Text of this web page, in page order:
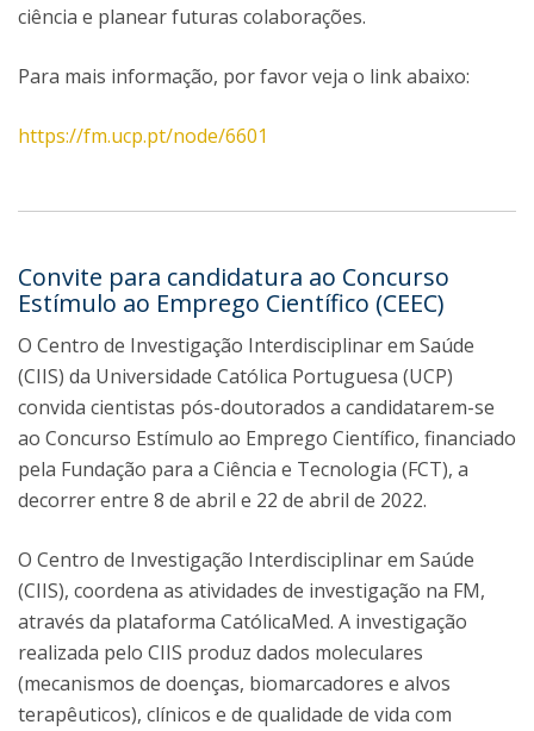
ciência e planear futuras colaborações.
Para mais informação, por favor veja o link abaixo:
https://fm.ucp.pt/node/6601
Convite para candidatura ao Concurso
Estímulo ao Emprego Científico (CEEC)
O Centro de Investigação Interdisciplinar em Saúde
(CIIS) da Universidade Católica Portuguesa (UCP)
convida cientistas pós-doutorados a candidatarem-se
ao Concurso Estímulo ao Emprego Científico, financiado
pela Fundação para a Ciência e Tecnologia (FCT), a
decorrer entre 8 de abril e 22 de abril de 2022.
O Centro de Investigação Interdisciplinar em Saúde
(CIIS), coordena as atividades de investigação na FM,
através da plataforma CatólicaMed. A investigação
realizada pelo CIIS produz dados moleculares
(mecanismos de doenças, biomarcadores e alvos
terapêuticos), clínicos e de qualidade de vida com